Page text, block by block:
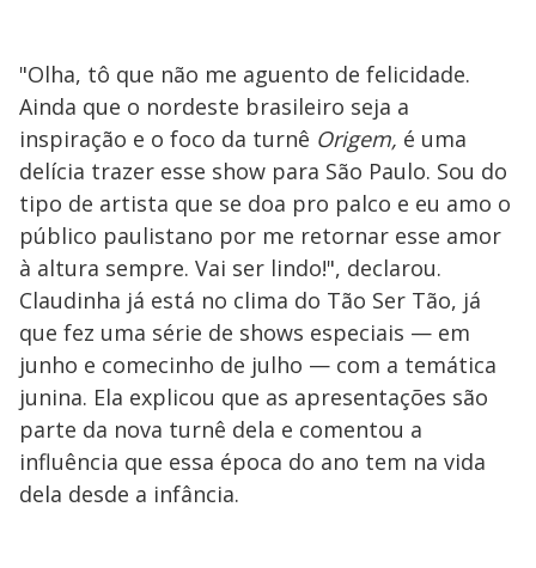
"Olha, tô que não me aguento de felicidade.
Ainda que o nordeste brasileiro seja a
inspiração e o foco da turnê Origem, é uma
delícia trazer esse show para São Paulo. Sou do
tipo de artista que se doa pro palco e eu amo o
público paulistano por me retornar esse amor
à altura sempre. Vai ser lindo!", declarou.
Claudinha já está no clima do Tão Ser Tão, já
que fez uma série de shows especiais — em
junho e comecinho de julho — com a temática
junina. Ela explicou que as apresentações são
parte da nova turnê dela e comentou a
influência que essa época do ano tem na vida
dela desde a infância.